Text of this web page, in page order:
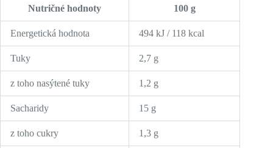
Nutričné hodnoty 100 g
Energetická hodnota 494 kJ / 118 kcal
Tuky 2,7 g
z toho nasýtené tuky 1,2 g
Sacharidy 15 g
z toho cukry 1,3 g